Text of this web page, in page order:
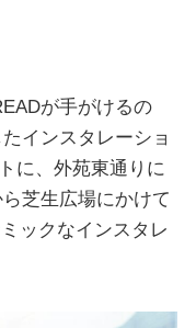
が手がけるの
インスタレーショ
に、外苑東通りに
芝生広場にかけて
ックなインスタレ